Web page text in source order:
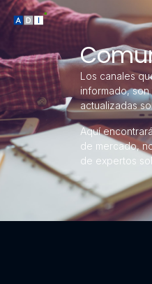
Los canales
informado,
actualizadas
Aquí
de mercado,
de expertos